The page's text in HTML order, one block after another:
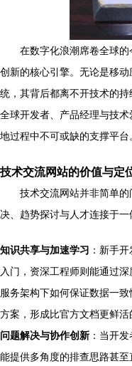
在数字化浪潮席卷全球
创新的核心引擎。无论是移
统，其背后都离不开技术的
全球开发者、产品经理与技
地过程中不可或缺的支撑平台
技术交流网站的价值与定
技术交流网站并非简单
决、趋势探讨与人才连接于
知识共享与加速学习 ：新手
入门，资深工程师则能通过
服务架构下如何保证数据一
方案，形成比官方文档更鲜活
问题解决与协作创新 ：当开
能提供多角度的排查思路甚